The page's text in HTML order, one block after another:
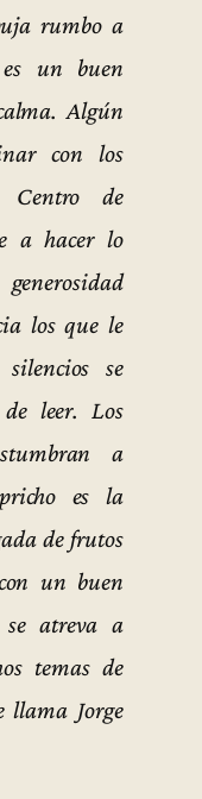
rumbo a
un buen
Algún
con los
Centro de
a hacer lo
los que le
se
leer. Los
a
es la
de frutos
un buen
atreva a
temas de
llama Jorge